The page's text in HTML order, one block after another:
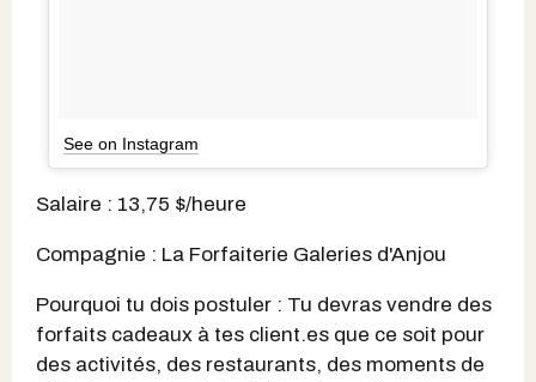
See on Instagram
Salaire : 13,75 $/heure
Compagnie : La Forfaiterie Galeries d'Anjou
Pourquoi tu dois postuler : Tu devras vendre des
forfaits cadeaux à tes client.es que ce soit pour
des activités, des restaurants, des moments de